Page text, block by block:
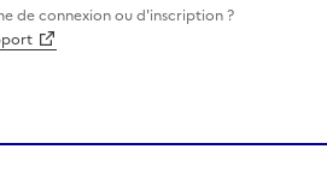
de connexion ou d'inscription ?